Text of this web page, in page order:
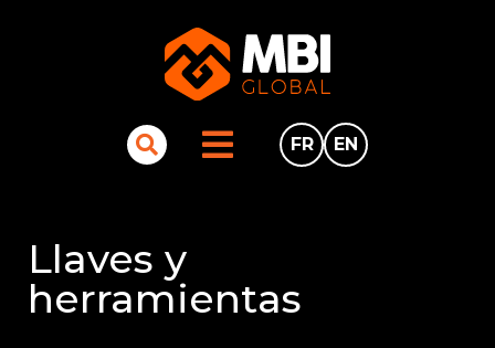
FR EN
Llaves y
herramientas